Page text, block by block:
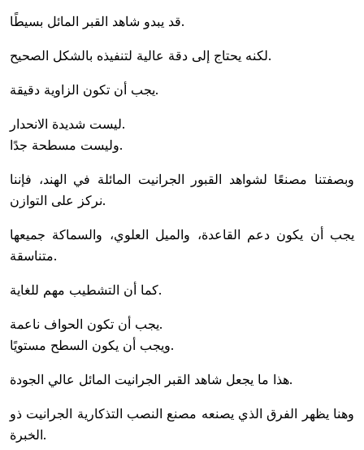
قد يبدو شاهد القبر المائل بسيطًا.
لكنه يحتاج إلى دقة عالية لتنفيذه بالشكل الصحيح.
يجب أن تكون الزاوية دقيقة.
ليست شديدة الانحدار.
وليست مسطحة جدًا.
وبصفتنا مصنعًا لشواهد القبور الجرانيت المائلة في الهند، فإننا
نركز على التوازن.
يجب أن يكون دعم القاعدة، والميل العلوي، والسماكة جميعها
متناسقة.
كما أن التشطيب مهم للغاية.
يجب أن تكون الحواف ناعمة.
ويجب أن يكون السطح مستويًا.
هذا ما يجعل شاهد القبر الجرانيت المائل عالي الجودة.
وهنا يظهر الفرق الذي يصنعه مصنع النصب التذكارية الجرانيت ذو
الخبرة.